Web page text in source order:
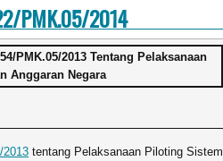
PMK.05/2014
PMK.05/2013 Tentang Pelaksanaan
Anggaran Negara
2013 tentang Pelaksanaan Piloting Sistem